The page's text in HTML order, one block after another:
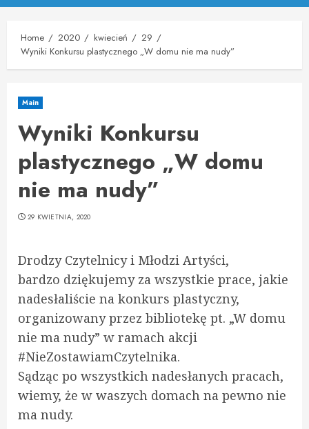
Menu
Home 2020 kwiecień
29
Wyniki Konkursu plastycznego „W domu nie ma nudy”
Main
Wyniki Konkursu
plastycznego „W domu
nie ma nudy”
29 KWIETNIA, 2020
Drodzy Czytelnicy i Młodzi Artyści,
bardzo dziękujemy za wszystkie prace, jakie
nadesłaliście na konkurs plastyczny,
organizowany przez bibliotekę pt. „W domu
nie ma nudy” w ramach akcji
#NieZostawiamCzytelnika.
Sądząc po wszystkich nadesłanych pracach,
wiemy, że w waszych domach na pewno nie
ma nudy.